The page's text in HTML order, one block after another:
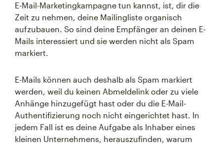
E-Mail-Marketingkampagne tun kannst, ist, dir die
Zeit zu nehmen, deine Mailingliste organisch
aufzubauen. So sind deine Empfänger an deinen E-
Mails interessiert und sie werden nicht als Spam
markiert.
E-Mails können auch deshalb als Spam markiert
werden, weil du keinen Abmeldelink oder zu viele
Anhänge hinzugefügt hast oder du die E-Mail-
Authentifizierung noch nicht eingerichtet hast. In
jedem Fall ist es deine Aufgabe als Inhaber eines
kleinen Unternehmens, herauszufinden, warum